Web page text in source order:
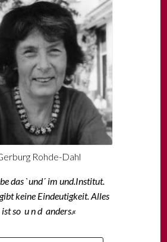
Rohde-Dahl
das `und´ im und.Institut.
keine Eindeutigkeit. Alles
ist so u n d anders.«